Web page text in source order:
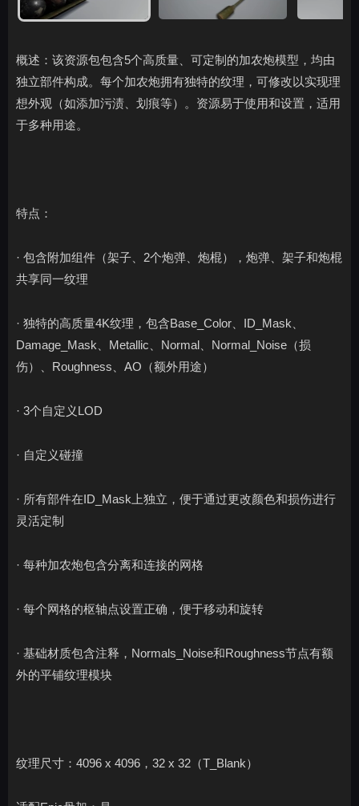
概述：该资源包包含5个高质量、可定制的加农炮模型，均由
独立部件构成。每个加农炮拥有独特的纹理，可修改以实现理
想外观（如添加污渍、划痕等）。资源易于使用和设置，适用
于多种用途。
特点：
· 包含附加组件（架子、2个炮弹、炮棍），炮弹、架子和炮棍
共享同一纹理
· 独特的高质量4K纹理，包含Base_Color、ID_Mask、
Damage_Mask、Metallic、Normal、Normal_Noise（损
伤）、Roughness、AO（额外用途）
· 3个自定义LOD
· 自定义碰撞
· 所有部件在ID_Mask上独立，便于通过更改颜色和损伤进行
灵活定制
· 每种加农炮包含分离和连接的网格
· 每个网格的枢轴点设置正确，便于移动和旋转
· 基础材质包含注释，Normals_Noise和Roughness节点有额
外的平铺纹理模块
纹理尺寸：4096 x 4096，32 x 32（T_Blank）